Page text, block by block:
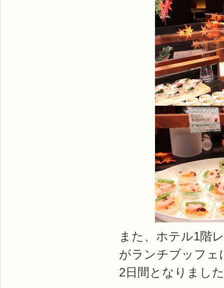
また、ホテル1階
がランチブッフェ
2日間となりまし